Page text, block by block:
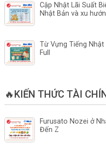
Cập Nhật Lãi Suất
Nhật Bản và xu
Từ Vựng Tiếng Nhật
Full
🔥KIẾN THỨC TÀI
Furusato Nozei ở
Đến Z